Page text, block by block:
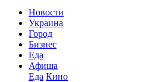
Новости
Украина
Город
Бизнес
Еда
Афиша
Еда Кино